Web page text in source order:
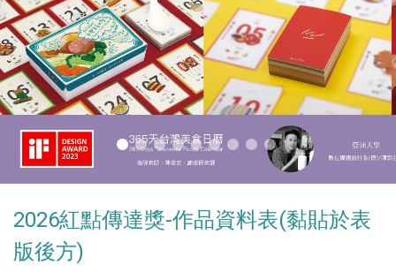
2026紅點傳達獎-作品資料表(黏貼於表
版後方)